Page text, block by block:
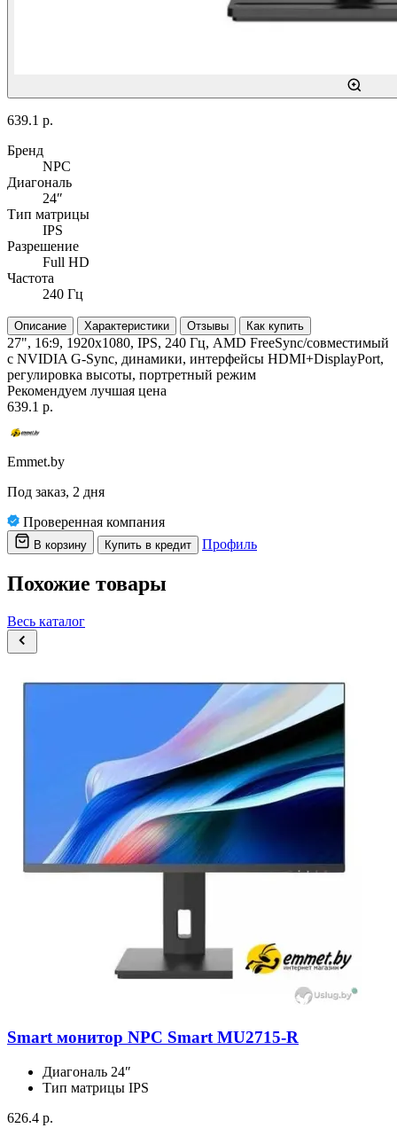
639.1 р.
Бренд
NPC
Диагональ
24″
Тип матрицы
IPS
Разрешение
Full HD
Частота
240 Гц
Описание Характеристики Отзывы Как купить
27", 16:9, 1920x1080, IPS, 240 Гц, AMD FreeSync/совместимый
с NVIDIA G-Sync, динамики, интерфейсы HDMI+DisplayPort,
регулировка высоты, портретный режим
Рекомендуем лучшая цена
639.1 р.
Emmet.by
Под заказ, 2 дня
Проверенная компания
В корзину Купить в кредит Профиль
Похожие товары
Весь каталог
Smart монитор NPC Smart MU2715-R
Диагональ 24″
Тип матрицы IPS
626.4 р.